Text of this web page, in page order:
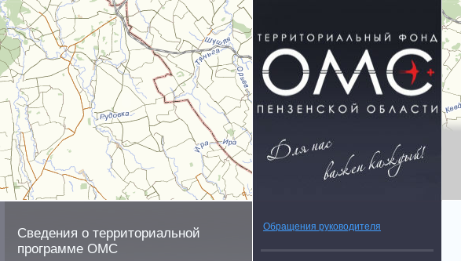
Сведения о территориальной
программе ОМС
Обращения руководителя